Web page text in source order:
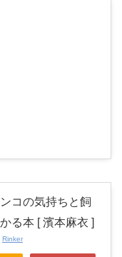
コの気持ちと飼
る本 [ 濱本麻衣 ]
Rinker